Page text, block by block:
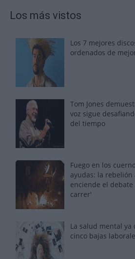
Los más vistos
Los 7 mejores
ordenados de
Tom Jones
voz sigue
del tiempo
Fuego en los
ayudas: la
enciende el
carrer'
La salud mental ya
cinco bajas